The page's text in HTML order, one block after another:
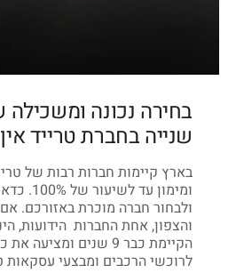
בחירה נכונה ומשכילה
שנייה בחברת טרייד אין
בארץ קיימות חברות רבות של
ומימון
ולבחור חברה מוכרת באזורכם.
הקיימת כבר 9 שנים
לרוכשי הרכבים ומבצעי עסקאות